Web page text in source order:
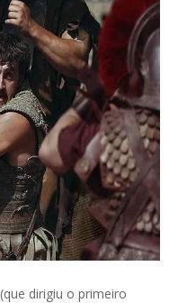
(que dirigiu o primeiro